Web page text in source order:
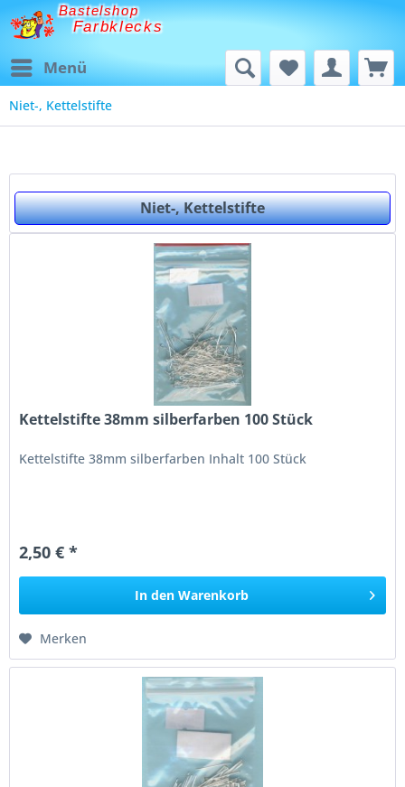
Bastelshop
Farbklecks
Menü
Niet-, Kettelstifte
Niet-, Kettelstifte
Kettelstifte 38mm silberfarben 100 Stück
Kettelstifte 38mm silberfarben Inhalt 100 Stück
2,50 € *
In den Warenkorb
Merken